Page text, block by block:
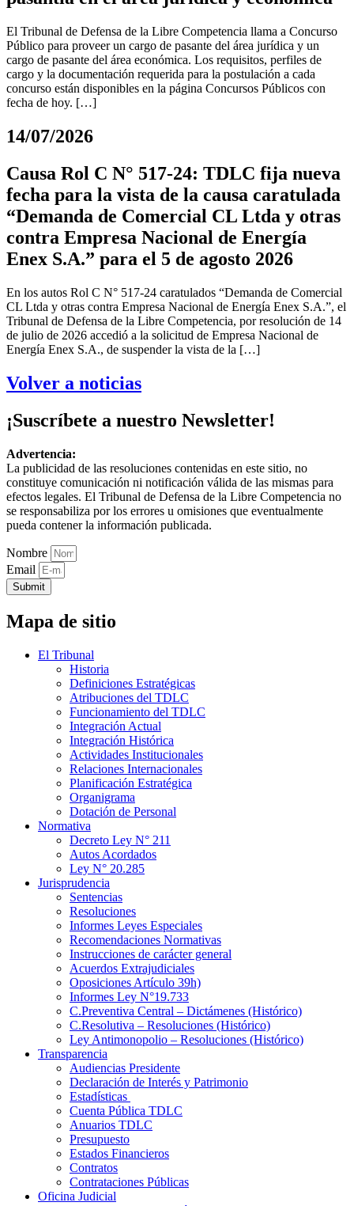
El Tribunal de Defensa de la Libre Competencia llama a Concurso
Público para proveer un cargo de pasante del área jurídica y un
cargo de pasante del área económica. Los requisitos, perfiles de
cargo y la documentación requerida para la postulación a cada
concurso están disponibles en la página Concursos Públicos con
fecha de hoy. […]
14/07/2026
Causa Rol C N° 517-24: TDLC fija nueva
fecha para la vista de la causa caratulada
“Demanda de Comercial CL Ltda y otras
contra Empresa Nacional de Energía
Enex S.A.” para el 5 de agosto 2026
En los autos Rol C N° 517-24 caratulados “Demanda de Comercial
CL Ltda y otras contra Empresa Nacional de Energía Enex S.A.”, el
Tribunal de Defensa de la Libre Competencia, por resolución de 14
de julio de 2026 accedió a la solicitud de Empresa Nacional de
Energía Enex S.A., de suspender la vista de la […]
Volver a noticias
¡Suscríbete a nuestro Newsletter!
Advertencia:
La publicidad de las resoluciones contenidas en este sitio, no
constituye comunicación ni notificación válida de las mismas para
efectos legales. El Tribunal de Defensa de la Libre Competencia no
se responsabiliza por los errores u omisiones que eventualmente
pueda contener la información publicada.
Nombre
Email
Submit
Mapa de sitio
El Tribunal
Historia
Definiciones Estratégicas
Atribuciones del TDLC
Funcionamiento del TDLC
Integración Actual
Integración Histórica
Actividades Institucionales
Relaciones Internacionales
Planificación Estratégica
Organigrama
Dotación de Personal
Normativa
Decreto Ley N° 211
Autos Acordados
Ley N° 20.285
Jurisprudencia
Sentencias
Resoluciones
Informes Leyes Especiales
Recomendaciones Normativas
Instrucciones de carácter general
Acuerdos Extrajudiciales
Oposiciones Artículo 39h)
Informes Ley N°19.733
C.Preventiva Central – Dictámenes (Histórico)
C.Resolutiva – Resoluciones (Histórico)
Ley Antimonopolio – Resoluciones (Histórico)
Transparencia
Audiencias Presidente
Declaración de Interés y Patrimonio
Estadísticas
Cuenta Pública TDLC
Anuarios TDLC
Presupuesto
Estados Financieros
Contratos
Contrataciones Públicas
Oficina Judicial